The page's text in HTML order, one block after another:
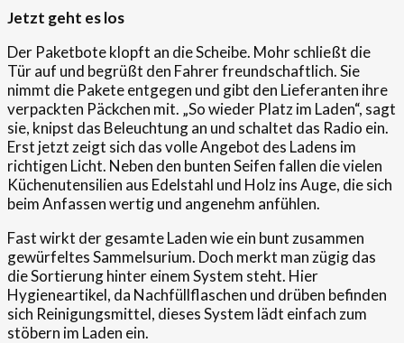
Jetzt geht es los
Der Paketbote klopft an die Scheibe. Mohr schließt die
Tür auf und begrüßt den Fahrer freundschaftlich. Sie
nimmt die Pakete entgegen und gibt den Lieferanten ihre
verpackten Päckchen mit. „So wieder Platz im Laden“, sagt
sie, knipst das Beleuchtung an und schaltet das Radio ein.
Erst jetzt zeigt sich das volle Angebot des Ladens im
richtigen Licht. Neben den bunten Seifen fallen die vielen
Küchenutensilien aus Edelstahl und Holz ins Auge, die sich
beim Anfassen wertig und angenehm anfühlen.
Fast wirkt der gesamte Laden wie ein bunt zusammen
gewürfeltes Sammelsurium. Doch merkt man zügig das
die Sortierung hinter einem System steht. Hier
Hygieneartikel, da Nachfüllflaschen und drüben befinden
sich Reinigungsmittel, dieses System lädt einfach zum
stöbern im Laden ein.